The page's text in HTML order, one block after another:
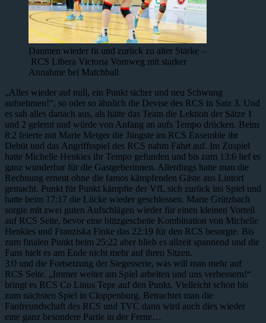
Daumen wieder fit und zurück zu alter Stärke –
RCS Libera Victoria Vornweg mit starker
Annahme bei Matchball
„Alles wieder auf null, ein Punkt sicher und neu Schwung
aufnehmen!“, so oder so ähnlich die Devise des RCS in Satz 3. Und
es sah alles danach aus, als hätte das Team die Lektion der Sätze 1
und 2 gelernt und würde von Anfang an aufs Tempo drücken. Beim
8:2 feierte mit Marie Metger die Jüngste im RCS Ensemble ihr
Debüt und das Angriffsspiel des RCS nahm Fahrt auf. Im Zuspiel
hatte Michelle Henkies ihr Tempo gefunden und bis zum 13:6 lief es
ganz wunderbar für die Gastgeberinnen. Allerdings hatte man die
Rechnung erneut ohne die famos kämpfenden Gäste aus Lintorf
gemacht. Punkt für Punkt kämpfte der VfL sich zurück ins Spiel und
hatte beim 17:17 die Lücke wieder geschlossen. Marie Grützbach
sorgte mit zwei guten Aufschlägen wieder für einen kleinen Vorteil
auf RCS Seite, bevor eine blitzgescheite Kombination von Michelle
Henkies und Franziska Finke das 22:19 für den RCS besorgte. Bis
zum finalen Punkt beim 25:22 aber blieb es allzeit spannend und die
Fans hielt es am Ende nicht mehr auf ihren Sitzen.
3:0 und die Fortsetzung der Siegesserie, was will man mehr auf
RCS Seite. „Immer weiter am Spiel arbeiten und uns verbessern!“
bringt es RCS Co Linus Tepe auf den Punkt. Vielleicht schon bis
zum nächsten Spiel in Cloppenburg. Betrachtet man die
Fanfreundschaft des RCS und TVC dann wird auch dies wieder
eine ganz besondere Partie in der Ferne…